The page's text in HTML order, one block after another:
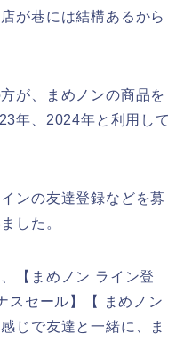
が巷には結構あるから
が、まめノンの商品を
年、2024年と利用して
ンの友達登録などを募
した。
【まめノン ライン登
スセール】【 まめノン
じで友達と一緒に、ま